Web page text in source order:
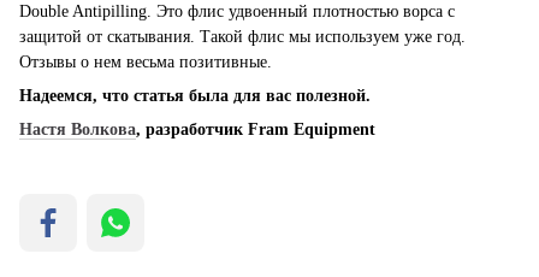
Double Antipilling. Это флис удвоенный плотностью ворса с
защитой от скатывания. Такой флис мы используем уже год.
Отзывы о нем весьма позитивные.
Надеемся, что статья была для вас полезной.
Настя Волкова, разработчик Fram Equipment